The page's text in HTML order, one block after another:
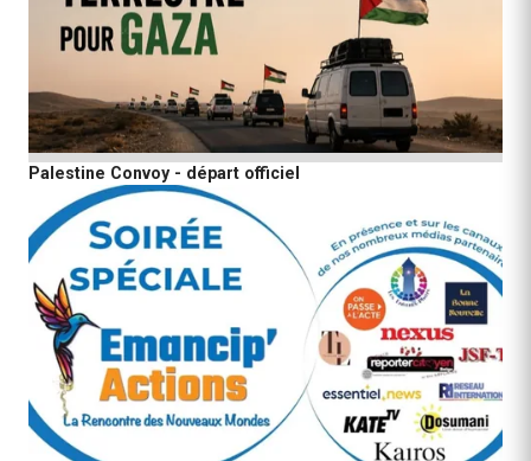
Palestine Convoy - départ officiel